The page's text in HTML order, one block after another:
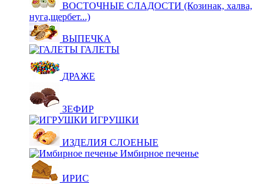
ВОСТОЧНЫЕ СЛАДОСТИ (Козинак, халва,
нуга,щербет...)
ВЫПЕЧКА
ГАЛЕТЫ
ДРАЖЕ
ЗЕФИР
ИГРУШКИ
ИЗДЕЛИЯ СЛОЕНЫЕ
Имбирное печенье
ИРИС